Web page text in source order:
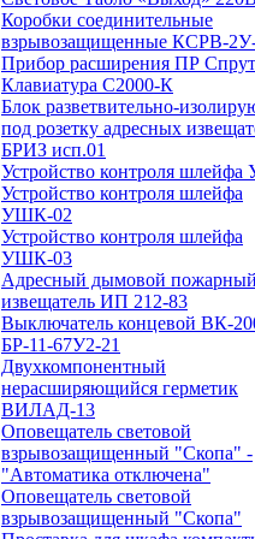
Коробки соединительные
взрывозащищенные КСРВ-
Прибор расширения ПР
Клавиатура С2000-К
Блок разветвительно-
под розетку адресных
БРИЗ исп.01
Устройство контроля
Устройство контроля шлейфа
УШК-02
Устройство контроля шлейфа
УШК-03
Адресный дымовой пожарный
извещатель ИП 212-83
Выключатель концевой ВК-
БР-11-67У2-21
Двухкомпонентный
нерасширяющийся герметик
ВИЛАД-13
Оповещатель световой
взрывозащищенный "Скопа" -
"Автоматика отключена"
Оповещатель световой
взрывозащищенный "Скопа"